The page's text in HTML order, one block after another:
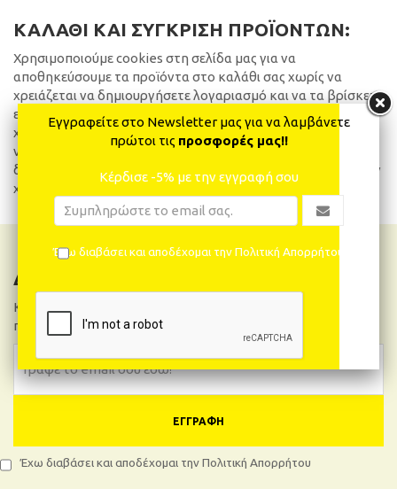
ΚΑΛΑΘΙ ΚΑΙ ΣΥΓΚΡΙΣΗ ΠΡΟΪΟΝΤΩΝ:
Χρησιμοποιούμε cookies στη σελίδα μας για να
αποθηκεύσουμε τα προϊόντα στο καλάθι σας χωρίς να
χρειάζεται να δημιουργήσετε λογαριασμό και να τα βρίσκετε
εύκολα όποτε ξαναμπαίνετε στη σελίδα. Επίσης
χρησιμοποιούμε cookies για τα προϊόντα που επιλέγετε για
να συγκρίνετε, καθώς και για προσωποποιημένες
διαφημίσεις. Στόχος όλων είναι η δική σας διευκόλυνση στην
χρήση του KÄRCHER CENTER BALOMENOS
Δελτίο Νέων
Κάνε εγγραφή και θα μαθαίνεις πρώτος όλα τα νέα και
προσφορές!
ΕΓΓΡΑΦΉ
Έχω διαβάσει και αποδέχομαι την Πολιτική Απορρήτου
Εγγραφείτε στο Newsletter μας για να λαμβάνετε
πρώτοι τις προσφορές μας!!
Κέρδισε -5% με την εγγραφή σου
Έχω διαβάσει και αποδέχομαι την Πολιτική Απορρήτου